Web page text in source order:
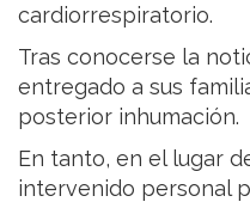
cardiorrespiratorio.
Tras conocerse la
entregado a sus
posterior inhumación.
En tanto, en el lugar
intervenido personal